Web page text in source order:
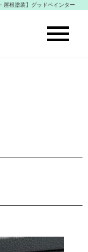
屋根塗装】グッドペインター